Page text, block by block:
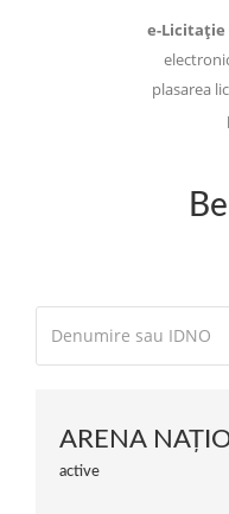
e-Licitație
plasarea
ARENA
active